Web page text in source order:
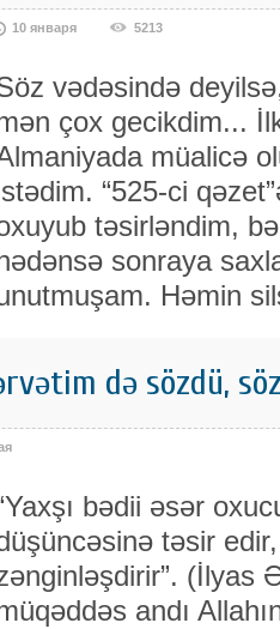
10 января 5213
vədəsində
çox gecikdim...
müalicə
“525-ci
təsirləndim,
sonraya
Həmin
də sözdü,
bədii əsər
təsir
(İlyas
andı